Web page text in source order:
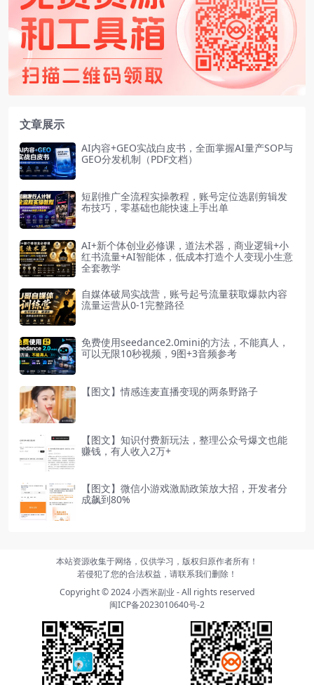
文章展示
AI内容+GEO实战白皮书，全面掌握AI量产SOP与
GEO分发机制（PDF文档）
短剧推广全流程实操教程，账号定位选剧剪辑发
布技巧，零基础也能快速上手出单
AI+新个体创业必修课，道法术器，商业逻辑+小
红书流量+AI智能体，低成本打造个人变现小生意
全套教学
自媒体破局实战营，账号起号流量获取爆款内容
流量运营从0-1完整路径
免费使用seedance2.0mini的方法，不能真人，
可以无限10秒视频，9图+3音频参考
【图文】情感连麦直播变现的两条野路子
【图文】知识付费新玩法，整理公众号爆文也能
赚钱，有人收入2万+
【图文】微信小游戏激励政策放大招，开发者分
成飙到80%
本站资源收集于网络，仅供学习，版权归原作者所有！
若侵犯了您的合法权益，请联系我们删除！
Copyright © 2024小西米副业 - All rights reserved
闽ICP备2023010640号-2